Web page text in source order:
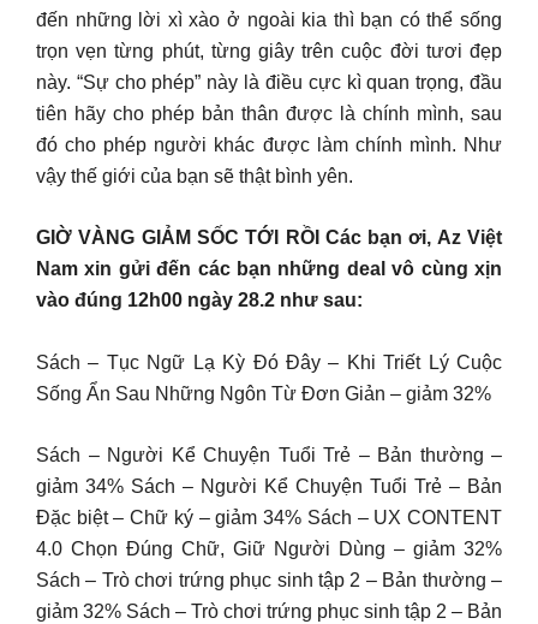
đến những lời xì xào ở ngoài kia thì bạn có thể sống
trọn vẹn từng phút, từng giây trên cuộc đời tươi đẹp
này. “Sự cho phép” này là điều cực kì quan trọng, đầu
tiên hãy cho phép bản thân được là chính mình, sau
đó cho phép người khác được làm chính mình. Như
vậy thế giới của bạn sẽ thật bình yên.
GIỜ VÀNG GIẢM SỐC TỚI RỒI Các bạn ơi, Az Việt
Nam xin gửi đến các bạn những deal vô cùng xịn
vào đúng 12h00 ngày 28.2 như sau:
︎Sách – Tục Ngữ Lạ Kỳ Đó Đây – Khi Triết Lý Cuộc
Sống Ẩn Sau Những Ngôn Từ Đơn Giản – giảm 32%
︎Sách – Người Kể Chuyện Tuổi Trẻ – Bản thường –
giảm 34% ︎Sách – Người Kể Chuyện Tuổi Trẻ – Bản
Đặc biệt – Chữ ký – giảm 34% ︎Sách – UX CONTENT
4.0 Chọn Đúng Chữ, Giữ Người Dùng – giảm 32%
︎Sách – Trò chơi trứng phục sinh tập 2 – Bản thường –
giảm 32% ︎Sách – Trò chơi trứng phục sinh tập 2 – Bản